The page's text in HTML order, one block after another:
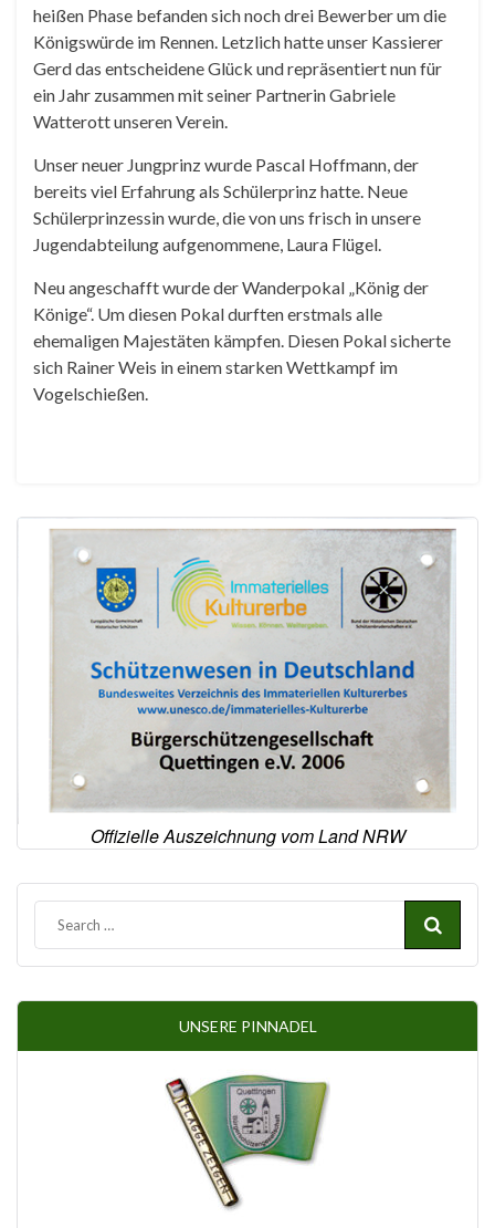
heißen Phase befanden sich noch drei Bewerber um die
Königswürde im Rennen. Letzlich hatte unser Kassierer
Gerd das entscheidene Glück und repräsentiert nun für
ein Jahr zusammen mit seiner Partnerin Gabriele
Watterott unseren Verein.
Unser neuer Jungprinz wurde Pascal Hoffmann, der
bereits viel Erfahrung als Schülerprinz hatte. Neue
Schülerprinzessin wurde, die von uns frisch in unsere
Jugendabteilung aufgenommene, Laura Flügel.
Neu angeschafft wurde der Wanderpokal „König der
Könige“. Um diesen Pokal durften erstmals alle
ehemaligen Majestäten kämpfen. Diesen Pokal sicherte
sich Rainer Weis in einem starken Wettkampf im
Vogelschießen.
Offizielle Auszeichnung vom Land NRW
UNSERE PINNADEL